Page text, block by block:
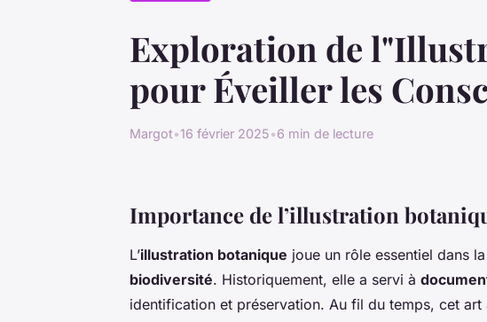
Exploration de
pour Éveiller les
Margot•16 février 2025•6 min de lecture
Importance de l’illustration
L’illustration botanique joue un rôle essentiel dans
biodiversité. Historiquement, elle a servi à
identification et préservation. Au fil du temps, cet